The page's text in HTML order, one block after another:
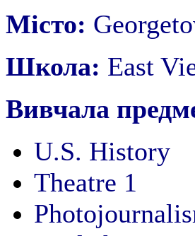
Місто:
Школа: East
Вивчала
U.S. History
Theatre 1